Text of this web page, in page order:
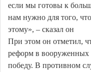
если мы готовы к
нам нужно для того,
этому», – сказал он
При этом он отметил,
реформ в вооруженных
победу. В противном